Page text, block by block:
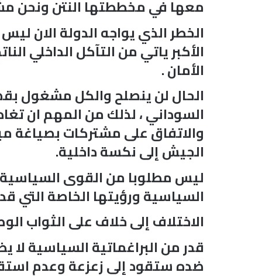
معها في مخططتها النتن ونحن
الخطر الذي يواجه الدولة الان
الأكبر ياتي من التآكل الداخلي
الأمان .
الحال لن ينصلح والكل مشغول
السوداني ، لذلك من المهم ان
والاتفاق على مشتركات بصياغة
الجيش إلى نكسة داخلية.
ليس مطلوبا من القوى السياسية
السياسية ورؤيتها الخاصة التي
الاختلاف إلى خلاف على الثواب
قدر من البراغماتية السياسية
ضده ستقود إلى زعزعة وعدم